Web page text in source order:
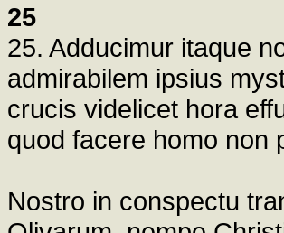
25
25. Adducimur itaque
admirabilem ipsius
crucis videlicet hora
quod facere homo non
Nostro in conspectu